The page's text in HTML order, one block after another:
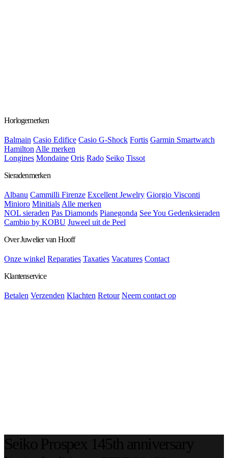
Horlogemerken
Balmain Casio Edifice Casio G-Shock Fortis Garmin Smartwatch
Hamilton Alle merken
Longines Mondaine Oris Rado Seiko Tissot
Sieradenmerken
Albanu Cammilli Firenze Excellent Jewelry Giorgio Visconti
Minioro Minitials Alle merken
NOL sieraden Pas Diamonds Pianegonda See You Gedenksieraden
Cambio by KOBU Juweel uit de Peel
Over Juwelier van Hooff
Onze winkel Reparaties Taxaties Vacatures Contact
Klantenservice
Betalen Verzenden Klachten Retour Neem contact op